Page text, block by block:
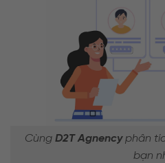
Cùng D2T Agnencyphân
bạn